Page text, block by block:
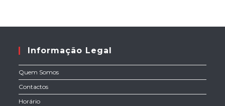
Informação Legal
Quem Somos
Contactos
Horário